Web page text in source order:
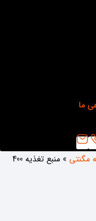
ما
مگنتی »
منبع تغذیه 400